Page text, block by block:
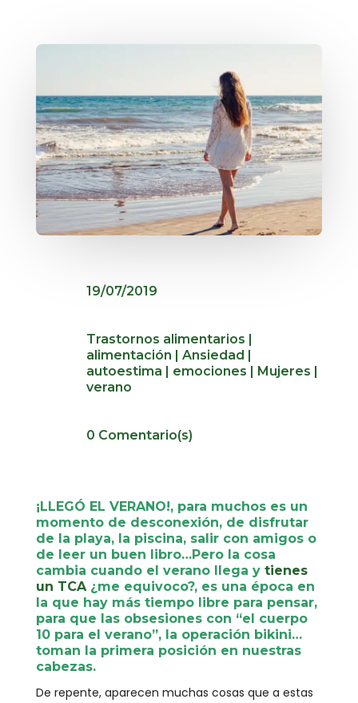
19/07/2019
Trastornos alimentarios |
alimentación | Ansiedad |
autoestima | emociones | Mujeres |
verano
0 Comentario(s)
¡LLEGÓ EL VERANO!, para muchos es un
momento de desconexión, de disfrutar
de la playa, la piscina, salir con amigos o
de leer un buen libro…Pero la cosa
cambia cuando el verano llega y tienes
un TCA¿me equivoco?, es una época en
la que hay más tiempo libre para pensar,
para que las obsesiones con “el cuerpo
10 para el verano”, la operación bikini…
toman la primera posición en nuestras
cabezas.
De repente, aparecen muchas cosas que a estas